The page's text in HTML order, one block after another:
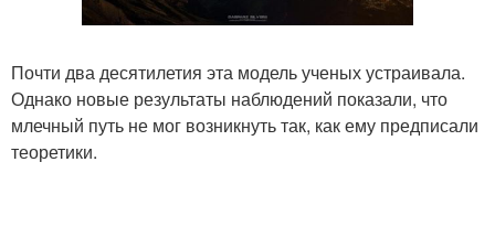
Почти два десятилетия эта модель ученых устраивала.
Однако новые результаты наблюдений показали, что
млечный путь не мог возникнуть так, как ему предписали
теоретики.